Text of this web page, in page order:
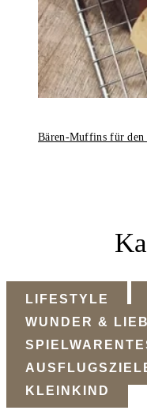
Bären-Muffins für den
LIFESTYLE
WUNDER &
KLEINKIND